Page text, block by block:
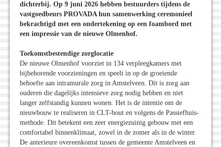
dichterbij. Op 9 juni 2026 hebben bestuurders tijdens de
vastgoedbeurs PROVADA hun samenwerking ceremonieel
bekrachtigd met een ondertekening op een foambord met
een impressie van de nieuwe Olmenhof.
Toekomstbestendige zorglocatie
De nieuwe Olmenhof voorziet in 134 verpleegkamers met
bijbehorende voorzieningen en speelt in op de groeiende
behoefte aan intramurale zorg in Amstelveen. Dit is zorg aan
ouderen die dagelijks intensieve zorg nodig hebben en niet
langer zelfstandig kunnen wonen. Het is de intentie om de
nieuwbouw te realiseren in CLT-hout en volgens de Passiefhuis-
methode. Dit betekent een zeer energiezuinig gebouw met een
comfortabel binnenklimaat, zowel in de zomer als in de winter.
De anterieure overeenkomst tussen de gemeente Amstelveen en